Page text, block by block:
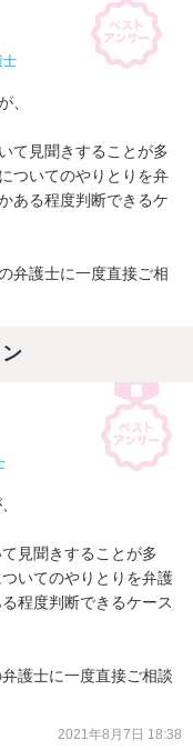
士
、
て見聞きすることが多
ついてのやりとりを弁
ある程度判断できるケ
弁護士に一度直接ご相
見聞きすることが多
いてのやりとりを弁護
程度判断できるケース
護士に一度直接ご相談
2021年8月7日 18:38